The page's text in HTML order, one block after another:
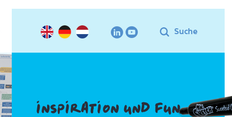
Suche
INSPIRATION UND FUN